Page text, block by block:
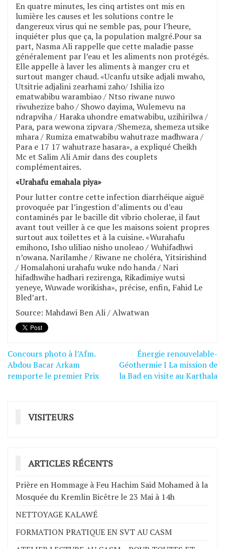
En quatre minutes, les cinq artistes ont mis en
lumière les causes et les solutions contre le
dangereux virus qui ne semble pas, pour l’heure,
inquiéter plus que ça, la population malgré.Pour sa
part, Nasma Ali rappelle que cette maladie passe
généralement par l’eau et les aliments non protégés.
Elle appelle à laver les aliments à manger cru et
surtout manger chaud. «Ucanfu utsike adjali mwaho,
Utsitrie adjalini zearhami zaho/ Ishilia izo
ematwabibu warambiao / Ntso riwane nuwo
riwuhezize baho / Showo dayima, Wulemevu na
ndrapviha / Haraka uhondre ematwabibu, uzihirilwa /
Para, para wewona zipvara /Shemeza, shemeza utsike
mhara / Rumiza ematwabibu wahutraze madhwara /
Para e 17 17 wahutraze hasara», a expliqué Cheikh
Mc et Salim Ali Amir dans des couplets
complémentaires.
«Urahafu emahala piya»
Pour lutter contre cette infection diarrhéique aiguë
provoquée par l’ingestion d’aliments ou d’eau
contaminés par le bacille dit vibrio cholerae, il faut
avant tout veiller à ce que les maisons soient propres
surtout aux toilettes et à la cuisine. «Wurahafu
emihono, Isho uliliao nisho unoleao / Wuhifadhwi
n’owana. Narilamhe / Riwane ne choléra, Yitsirishind
/ Homalahoni urahafu wuke ndo handa / Nari
hifadhwihe hadhari rezirenga, Rikadimiye wutsi
yeneye, Wuwade worikisha», précise, enfin, Fahid Le
Bled’art.
Source: Mahdawi Ben Ali / Alwatwan
Navigation
de
Concours photo à l’Afm.
Abdou Bacar Arkam
remporte le premier Prix
Énergie renouvelable-
Géothermie I La mission de
la Bad en visite au Karthala
VISITEURS
ARTICLES RÉCENTS
Prière en Hommage à Feu Hachim Said Mohamed à la
Mosquée du Kremlin Bicêtre le 23 Mai à 14h
NETTOYAGE KALAWÉ
FORMATION PRATIQUE EN SVT AU CASM